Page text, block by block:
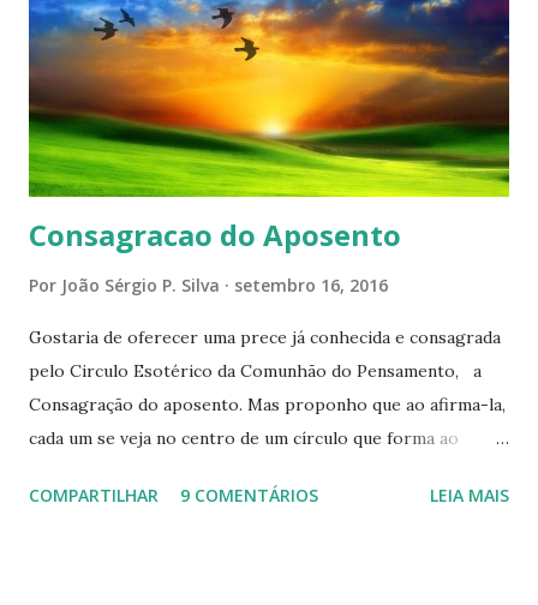
Consagracao do Aposento
Por João Sérgio P. Silva setembro 16, 2016
Gostaria de oferecer uma prece já conhecida e consagrada
pelo Circulo Esotérico da Comunhão do Pensamento, a
Consagração do aposento. Mas proponho que ao afirma-la,
cada um se veja no centro de um círculo que forma ao
cada um de nós mesmos. Um círculo que cresce e se
COMPARTILHAR 9 COMENTÁRIOS LEIA MAIS